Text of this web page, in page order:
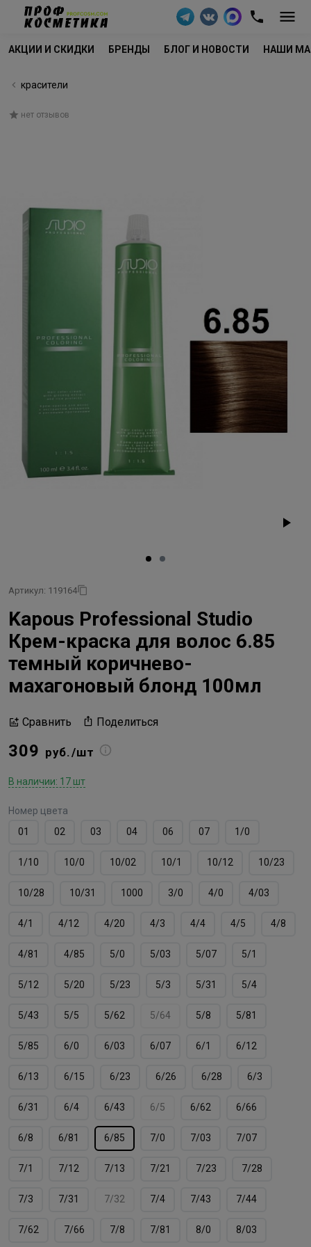
АКЦИИ И СКИДКИ БРЕНДЫ БЛОГ И НОВОСТИ НАШИ
красители
нет отзывов
Артикул: 119164
Kapous Professional Studio
Крем-краска для волос 6.85
темный коричнево-
махагоновый блонд 100мл
Сравнить Поделиться
309 руб./шт
В наличии: 17 шт
Номер цвета
01
02 03 04 06 07 1/0
1/10 10/0 10/02 10/1 10/12 10/23
10/28 10/31 1000 3/0 4/0 4/03
4/1 4/12 4/20 4/3 4/4 4/5 4/8
4/81 4/85 5/0 5/03 5/07 5/1
5/12 5/20 5/23 5/3 5/31 5/4
5/43 5/5 5/62 5/64 5/8 5/81
5/85 6/0 6/03 6/07 6/1 6/12
6/13 6/15 6/23 6/26 6/28 6/3
6/31 6/4 6/43 6/5 6/62 6/66
6/8 6/81 6/85 7/0 7/03 7/07
7/1 7/12 7/13 7/21 7/23 7/28
7/3 7/31 7/32 7/4 7/43 7/44
7/62 7/66 7/8 7/81 8/0 8/03